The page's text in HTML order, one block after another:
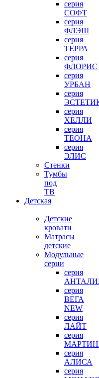
серия
СОФТ
серия
ФЛЭШ
серия
ТЕРРА
серия
ФЛОРИС
серия
УРБАН
серия
серия
ХЕЛЛИ
серия
ТЕОНА
серия
ЭЛИС
Стенки
Тумбы
под
ТВ
Детская
Детские
кровати
Матрасы
детские
Модульные
серии
серия
серия
ВЕГА
NEW
серия
ЛАЙТ
серия
серия
АЛИСА
серия